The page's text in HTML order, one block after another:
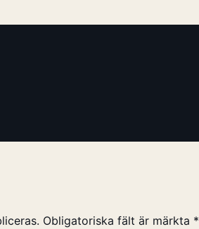
Obligatoriska fält är märkta *